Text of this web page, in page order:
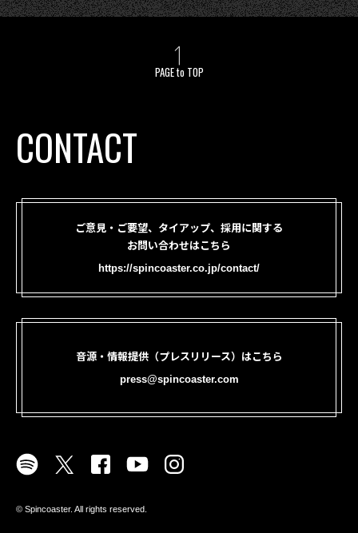
PAGE to TOP
CONTACT
ご意見・ご要望、タイアップ、採用に関する
お問い合わせはこちら
https://spincoaster.co.jp/contact/
音源・情報提供（プレスリリース）はこちら
press@spincoaster.com
©︎ Spincoaster. All rights reserved.